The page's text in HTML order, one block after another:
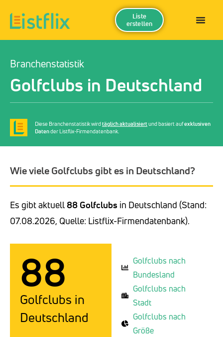
Liste
erstellen
Branchenstatistik
Golfclubs in Deutschland
Diese Branchenstatistik wirdtäglich aktualisiertund basiert aufexklusiven
Datender Listflix-Firmendatenbank.
Wie viele Golfclubs gibt es in Deutschland?
Es gibt aktuell 88 Golfclubs in Deutschland (Stand:
07.08.2026, Quelle: Listflix-Firmendatenbank).
88
Golfclubs in
Deutschland
Golfclubs nach
Bundesland
Golfclubs nach
Stadt
Golfclubs nach
Größe